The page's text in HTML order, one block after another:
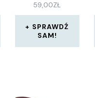
59,00ZŁ
SPRAWDŹ
SAM!